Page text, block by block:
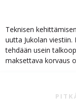
Teknisen
uutta Jukolan
tehdään usein
maksettava korvaus